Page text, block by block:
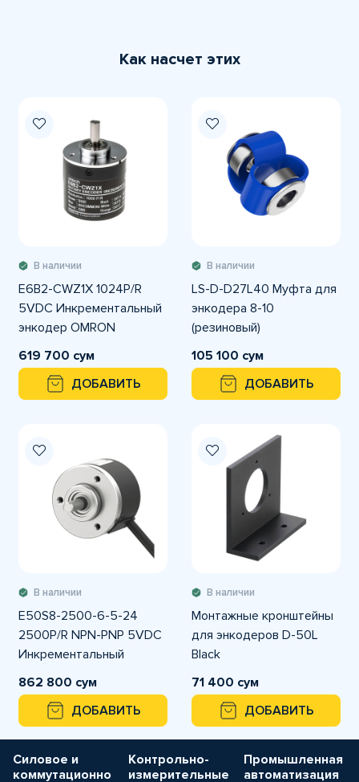
Как насчет этих
В наличии
E6B2-CWZ1X 1024P/R
5VDC Инкрементальный
энкодер OMRON
619 700 сум
ДОБАВИТЬ
В наличии
LS-D-D27L40 Муфта для
энкодера 8-10
(резиновый)
105 100 сум
ДОБАВИТЬ
В наличии
E50S8-2500-6-5-24
2500P/R NPN-PNP 5VDC
Инкрементальный
энкодер Autonics
862 800 сум
ДОБАВИТЬ
В наличии
Монтажные кронштейны
для энкодеров D-50L
Black
71 400 сум
ДОБАВИТЬ
Силовое и
коммутационно
Контрольно-
измерительные
Промышленная
автоматизация